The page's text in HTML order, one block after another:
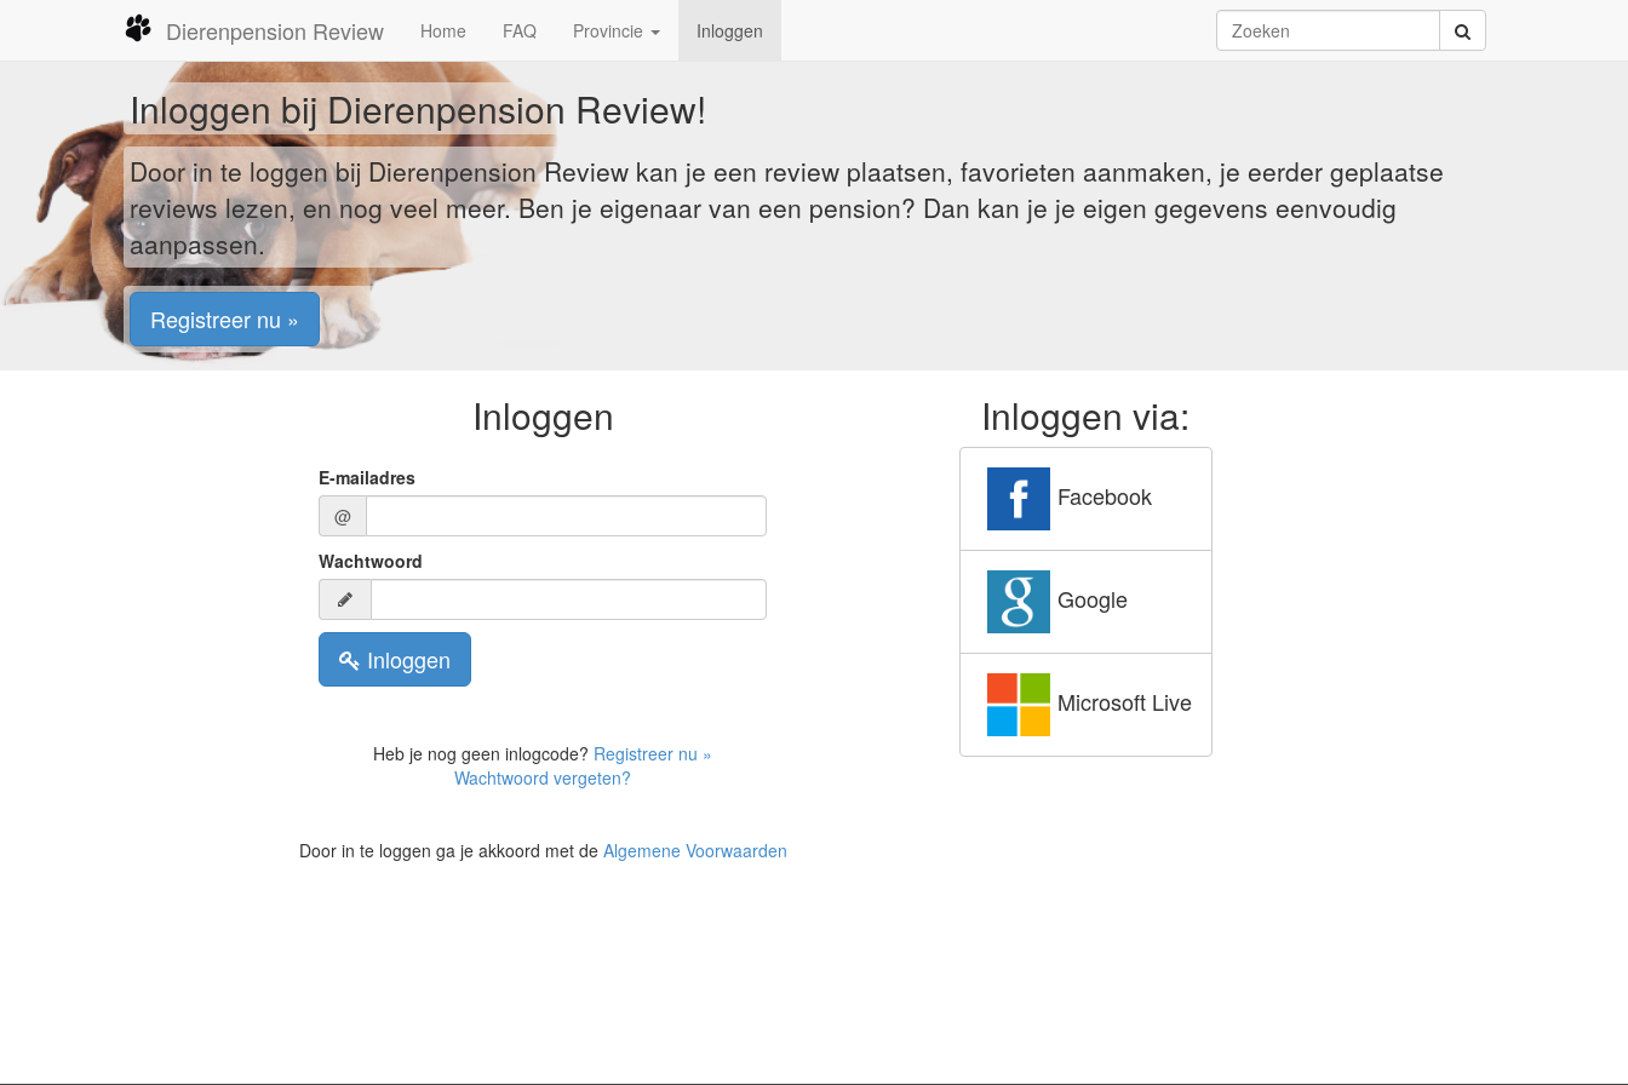
Dierenpension Review Home FAQ Provincie Inloggen
Inloggen bij Dierenpension Review!
Door in te loggen bij Dierenpension Review kan je een review plaatsen, favorieten aanmaken, je eerder geplaatse
reviews lezen, en nog veel meer. Ben je eigenaar van een pension? Dan kan je je eigen gegevens eenvoudig
aanpassen.
Registreer nu »
Inloggen
E-mailadres
@
Wachtwoord
Inloggen
Heb je nog geen inlogcode? Registreer nu »
Wachtwoord vergeten?
Door in te loggen ga je akkoord met de Algemene Voorwaarden
Inloggen via:
Facebook
Google
Microsoft Live